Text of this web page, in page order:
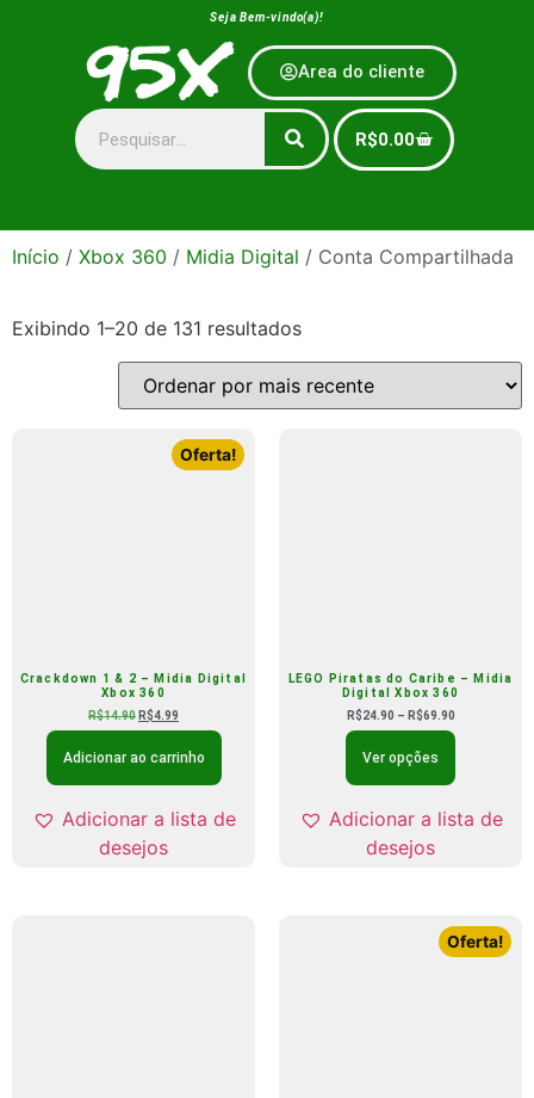
Seja Bem-vindo(a)!
Area do cliente
R$0.00
Início / Xbox 360 / Midia Digital / Conta Compartilhada
Exibindo 1–20 de 131 resultados
Oferta!
Crackdown 1 & 2 – Midia Digital
Xbox 360
R$14.90 R$4.99
Adicionar ao carrinho
Adicionar a lista de
desejos
LEGO Piratas do Caribe – Midia
Digital Xbox 360
R$24.90 – R$69.90
Ver opções
Adicionar a lista de
desejos
Oferta!